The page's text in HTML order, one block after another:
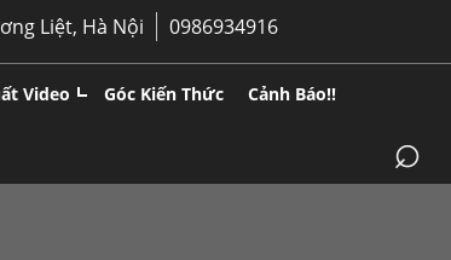
Liệt, Hà Nội 0986934916
Video Góc Kiến Thức Cảnh Báo!!
⌕